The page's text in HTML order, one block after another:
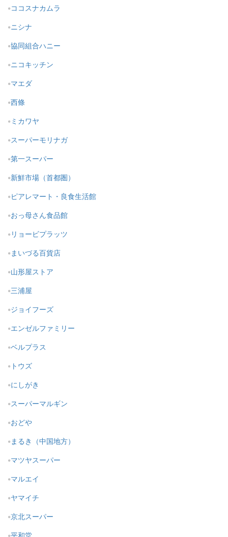
ココスナカムラ
ニシナ
協同組合ハニー
ニコキッチン
マエダ
西條
ミカワヤ
スーパーモリナガ
第一スーパー
新鮮市場（首都圏）
ピアレマート・良食生活館
おっ母さん食品館
リョービプラッツ
まいづる百貨店
山形屋ストア
三浦屋
ジョイフーズ
エンゼルファミリー
ベルプラス
トウズ
にしがき
スーパーマルギン
おどや
まるき（中国地方）
マツヤスーパー
マルエイ
ヤマイチ
京北スーパー